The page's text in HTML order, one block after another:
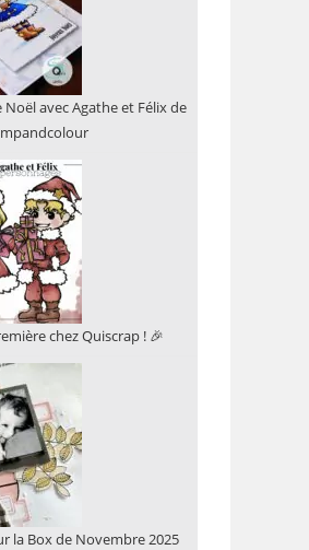
Noël avec Agathe et Félix de
chez Quiscrap ! 🎉
la Box de Novembre 2025